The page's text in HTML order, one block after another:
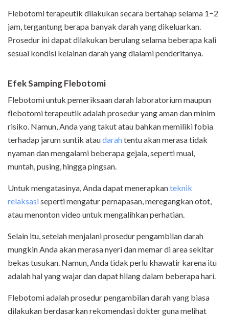
Flebotomi terapeutik dilakukan secara bertahap selama 1−2
jam, tergantung berapa banyak darah yang dikeluarkan.
Prosedur ini dapat dilakukan berulang selama beberapa kali
sesuai kondisi kelainan darah yang dialami penderitanya.
Efek Samping Flebotomi
Flebotomi untuk pemeriksaan darah laboratorium maupun
flebotomi terapeutik adalah prosedur yang aman dan minim
risiko. Namun, Anda yang takut atau bahkan memiliki fobia
terhadap jarum suntik ataudarahtentu akan merasa tidak
nyaman dan mengalami beberapa gejala, seperti mual,
muntah, pusing, hingga pingsan.
Untuk mengatasinya, Anda dapat menerapkanteknik
relaksasiseperti mengatur pernapasan, meregangkan otot,
atau menonton video untuk mengalihkan perhatian.
Selain itu, setelah menjalani prosedur pengambilan darah
mungkin Anda akan merasa nyeri dan memar di area sekitar
bekas tusukan. Namun, Anda tidak perlu khawatir karena itu
adalah hal yang wajar dan dapat hilang dalam beberapa hari.
Flebotomi adalah prosedur pengambilan darah yang biasa
dilakukan berdasarkan rekomendasi dokter guna melihat